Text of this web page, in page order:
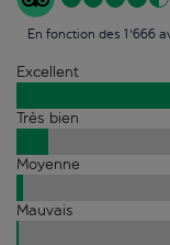
En fonction des 1'666
Excellent
Très bien
Moyenne
Mauvais